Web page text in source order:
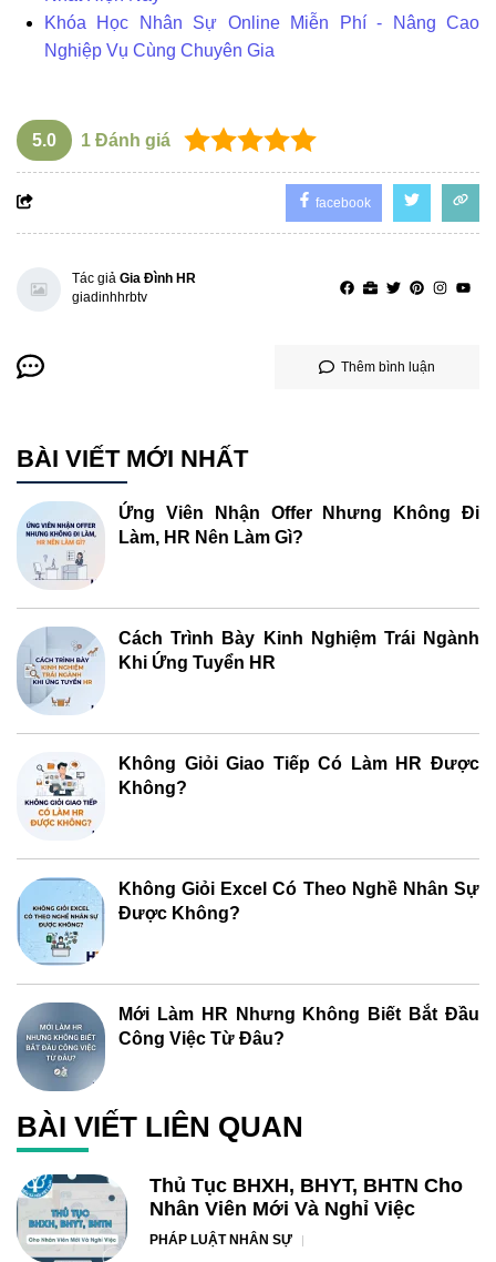
Khóa Học Nhân Sự Online Miễn Phí - Nâng Cao
Nghiệp Vụ Cùng Chuyên Gia
5.0 1 Đánh giá
facebook
Tác giả Gia Đình HR
giadinhhrbtv
Thêm bình luận
BÀI VIẾT MỚI NHẤT
Ứng Viên Nhận Offer Nhưng Không Đi
Làm, HR Nên Làm Gì?
Cách Trình Bày Kinh Nghiệm Trái Ngành
Khi Ứng Tuyển HR
Không Giỏi Giao Tiếp Có Làm HR Được
Không?
Không Giỏi Excel Có Theo Nghề Nhân Sự
Được Không?
Mới Làm HR Nhưng Không Biết Bắt Đầu
Công Việc Từ Đâu?
BÀI VIẾT LIÊN QUAN
Thủ Tục BHXH, BHYT, BHTN Cho
Nhân Viên Mới Và Nghỉ Việc
PHÁP LUẬT NHÂN SỰ